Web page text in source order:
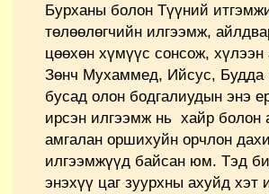
Бурханы болон Түүний
төлөөлөгчийн илгээмж,
цөөхөн хүмүүс сонсож, хүлээн
Зөнч Мухаммед, Ийсус, Будда
бусад олон бодгалиудын энэ
ирсэн илгээмж нь хайр болон
амгалан оршихуйн орчлон
илгээмжүүд байсан юм. Тэд
энэхүү цаг зуурхны ахуйд хэт